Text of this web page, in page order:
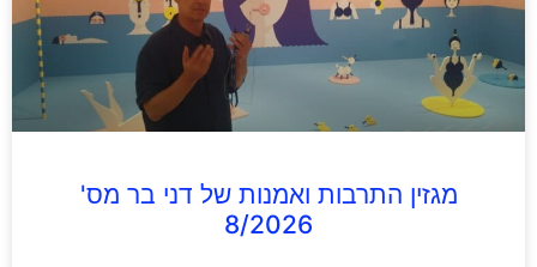
מגזין התרבות ואמנות של דני בר מס'
8/2026